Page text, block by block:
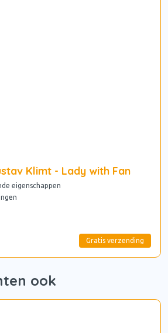
Klimt - Lady with Fan
eigenschappen
Gratis verzending
ook